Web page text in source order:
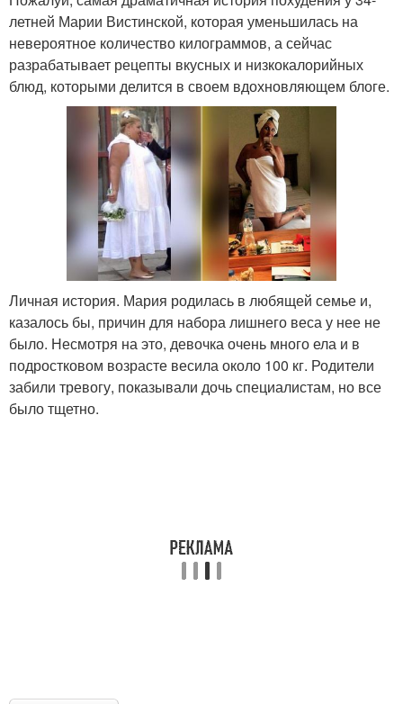
летней Марии Вистинской, которая уменьшилась на
невероятное количество килограммов, а сейчас
разрабатывает рецепты вкусных и низкокалорийных
блюд, которыми делится в своем вдохновляющем блоге.
Личная история. Мария родилась в любящей семье и,
казалось бы, причин для набора лишнего веса у нее не
было. Несмотря на это, девочка очень много ела и в
подростковом возрасте весила около 100 кг. Родители
забили тревогу, показывали дочь специалистам, но все
было тщетно.